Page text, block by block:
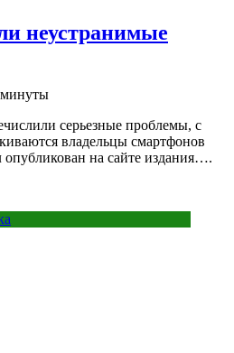
неустранимые
серьезные проблемы, с
владельцы смартфонов
на сайте издания….